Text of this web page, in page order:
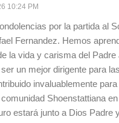
10:24 PM
por la partida al
Fernandez. Hemos
la vida y carisma del Padre
un mejor dirigente para
invaluablemente para
Shoenstattiana
estará junto a Dios Padre